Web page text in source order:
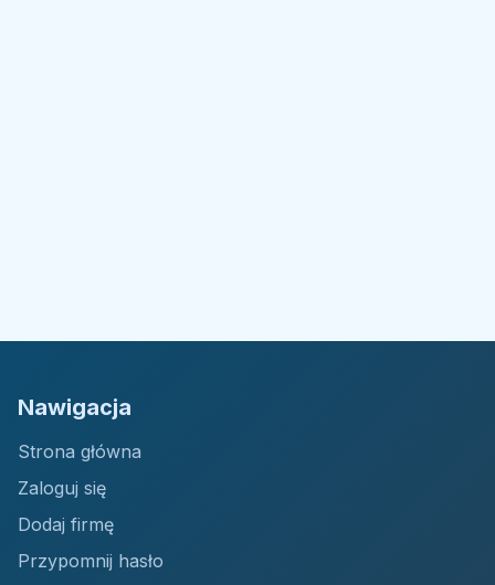
Nawigacja
Strona główna
Zaloguj się
Dodaj firmę
Przypomnij hasło